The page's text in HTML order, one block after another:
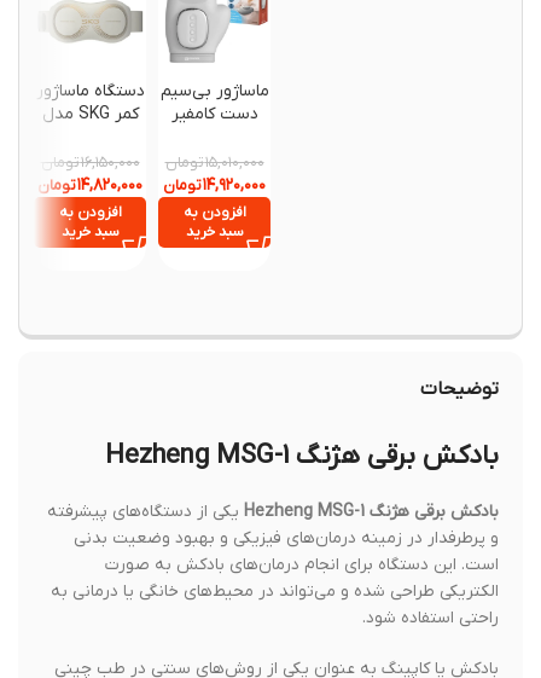
ماساژور بی‌سیم
دست کامفیر
4403 با
گرمایش و
ماساژ فشاری
۱۵,۰۱۰,۰۰۰تومان
۱۴,۹۲۰,۰۰۰تومان
افزودن به
سبد خرید
دستگاه ماساژور
کمر SKG مدل
۱۶,۱۵۰,۰۰۰تومان
۱۴,۸۲۰,۰۰۰تومان
افزودن به
سبد خرید
توضیحات
بادکش برقی هژنگ Hezheng MSG-1
بادکش برقی هژنگ Hezheng MSG-1
یکی از دستگاه‌های پیشرفته
و پرطرفدار در زمینه درمان‌های فیزیکی و بهبود وضعیت بدنی
است. این دستگاه برای انجام درمان‌های بادکش به صورت
الکتریکی طراحی شده و می‌تواند در محیط‌های خانگی یا درمانی به
راحتی استفاده شود.
بادکش یا کاپینگ به عنوان یکی از روش‌های سنتی در طب چینی